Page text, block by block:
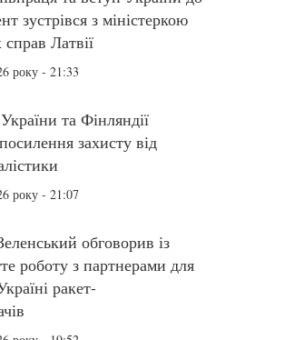
зустрівся з міністеркою
Латвії
року - 21:33
та Фінляндії
захисту від
року - 21:07
обговорив із
роботу з партнерами для
ракет-